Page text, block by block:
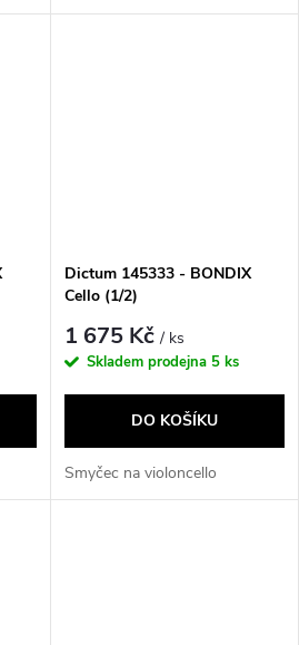
Dictum 145333 - BONDIX
Cello (1/2)
1 675 Kč/ ks
Skladem prodejna 5 ks
DO KOŠÍKU
Smyčec na violoncello